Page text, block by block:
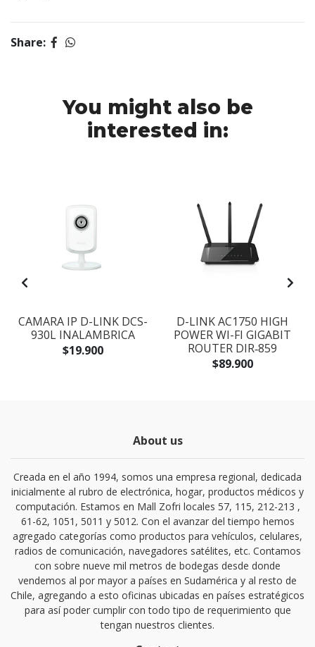
Share:
You might also be
interested in:
CAMARA IP D-LINK DCS-
930L INALAMBRICA
$19.900
D-LINK AC1750 HIGH
POWER WI-FI GIGABIT
ROUTER DIR‑859
$89.900
About us
Creada en el año 1994, somos una empresa regional, dedicada
inicialmente al rubro de electrónica, hogar, productos médicos y
computación. Estamos en Mall Zofri locales 57, 115, 212-213 ,
61-62, 1051, 5011 y 5012. Con el avanzar del tiempo hemos
agregado categorías como productos para vehículos, celulares,
radios de comunicación, navegadores satélites, etc. Contamos
con sobre nueve mil metros de bodegas desde donde
vendemos al por mayor a países en Sudamérica y al resto de
Chile, agregando a esto oficinas ubicadas en países estratégicos
para así poder cumplir con todo tipo de requerimiento que
tengan nuestros clientes.